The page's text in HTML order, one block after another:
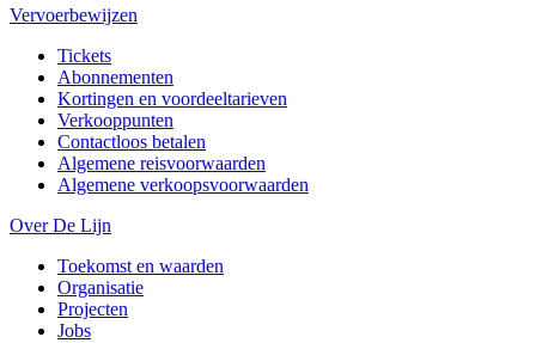
Vervoerbewijzen
Tickets
Abonnementen
Kortingen en voordeeltarieven
Verkooppunten
Contactloos betalen
Algemene reisvoorwaarden
Algemene verkoopsvoorwaarden
Over De Lijn
Toekomst en waarden
Organisatie
Projecten
Jobs